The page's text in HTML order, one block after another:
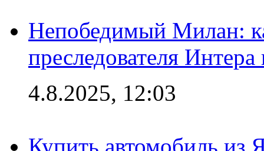
Непобедимый Милан:
преследователя
4.8.2025, 12:03
Купить автомобиль из